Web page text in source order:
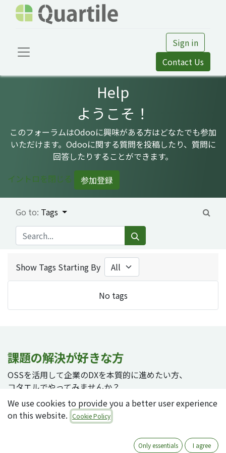
Sign in
Contact Us
Help
ようこそ！
このフォーラムはOdooに興味がある方はどなたでも参加
いただけます。Odooに関する質問を投稿したり、質問に
回答したりすることができます。
イントロを閉じる
参加登録
Go to: Tags
Show Tags Starting By
No tags
課題の解決が好きな方
OSSを活用して企業のDXを本質的に進めたい方、
コタエルでやってみませんか？
We use cookies to provide you a better user experience
on this website. Cookie Policy
Only essentials I agree